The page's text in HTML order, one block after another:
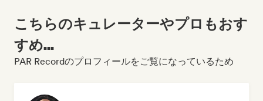
こちらのキュレーターやプロもおす
すめ...
PAR Recordのプロフィールをご覧になっているため